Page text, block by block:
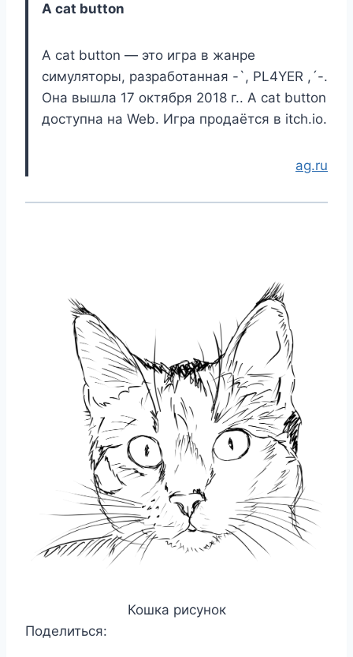
A cat button
A cat button — это игра в жанре
симуляторы, разработанная -`, PL4YER ,´-.
Она вышла 17 октября 2018 г.. A cat button
доступна на Web. Игра продаётся в itch.io.
ag.ru
Кошка рисунок
Поделиться: